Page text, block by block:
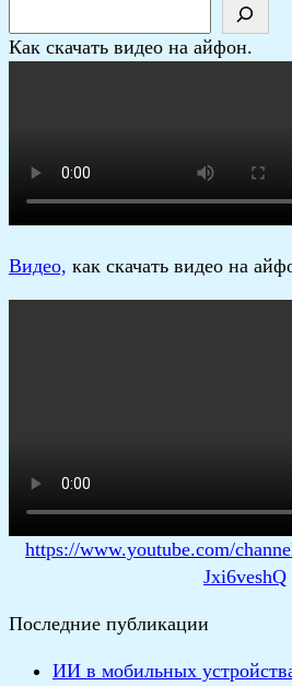
Как скачать видео на айфон.
Видео, как скачать видео на
https://www.youtube.com/
Jxi6veshQ
Последние публикации
ИИ в мобильных